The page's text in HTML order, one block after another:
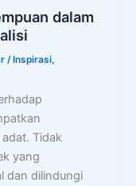
dalam
/ Inspirasi,
Tidak
yang
dan dilindungi